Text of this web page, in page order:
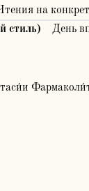
на
стиль) День